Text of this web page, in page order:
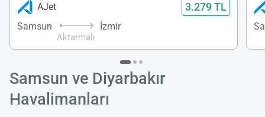
AJet 3.279 TL
Samsun
Aktarmalı
İzmir
Samsun ve Diyarbakır
Havalimanları